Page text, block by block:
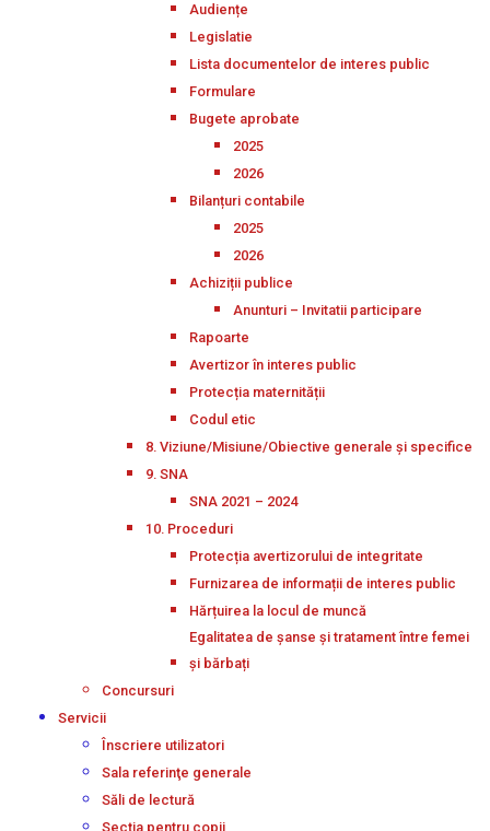
Audiențe
Legislatie
Lista documentelor de interes public
Formulare
Bugete aprobate
2025
2026
Bilanțuri contabile
2025
2026
Achiziții publice
Anunturi – Invitatii participare
Rapoarte
Avertizor în interes public
Protecția maternității
Codul etic
8. Viziune/Misiune/Obiective generale și specifice
9. SNA
SNA 2021 – 2024
10. Proceduri
Protecția avertizorului de integritate
Furnizarea de informații de interes public
Hărțuirea la locul de muncă
Egalitatea de șanse și tratament între femei
și bărbați
Concursuri
Servicii
Înscriere utilizatori
Sala referinţe generale
Săli de lectură
Secţia pentru copii